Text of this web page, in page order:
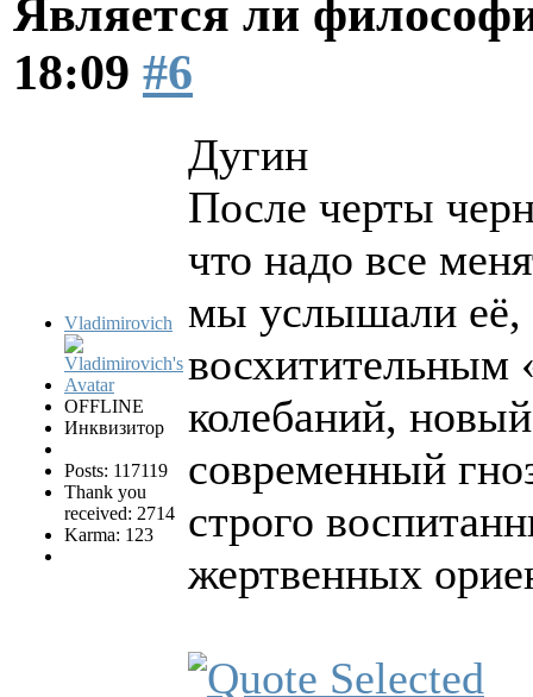
Является ли
18:09 #6
Vladimirovich
OFFLINE
Инквизитор
Posts: 117119
Thank you
received: 2714
Karma: 123
Дугин
После черты
что надо все
мы услышали её,
колебаний,
современный
строго
жертвенных